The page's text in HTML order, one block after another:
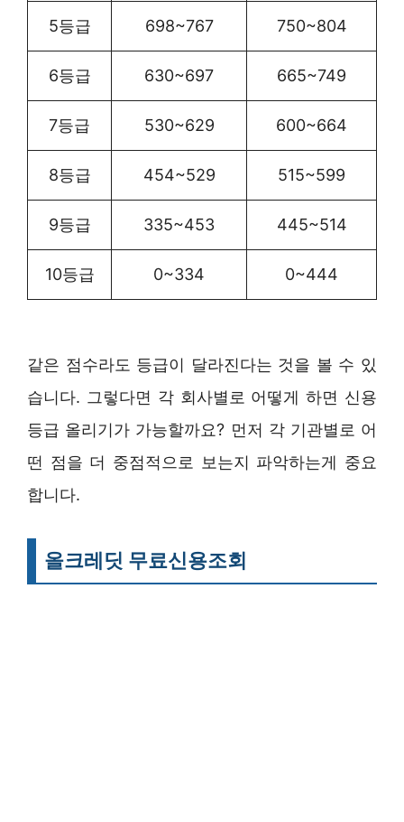
5등급 698~767 750~804
6등급 630~697 665~749
7등급 530~629 600~664
8등급 454~529 515~599
9등급 335~453 445~514
10등급 0~334 0~444
같은 점수라도 등급이 달라진다는 것을 볼 수 있
습니다. 그렇다면 각 회사별로 어떻게 하면 신용
등급 올리기가 가능할까요? 먼저 각 기관별로 어
떤 점을 더 중점적으로 보는지 파악하는게 중요
합니다.
올크레딧 무료신용조회